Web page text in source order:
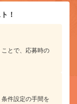
！
とで、応募時の
件設定の手間を